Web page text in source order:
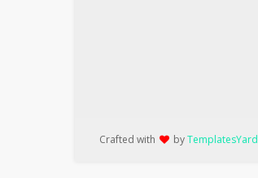
Crafted with byTemplatesYard